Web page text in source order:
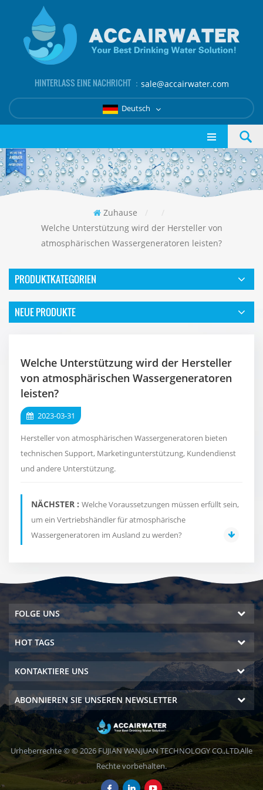
HINTERLASS EINE NACHRICHT ： sale@accairwater.com
Deutsch
Zuhause /
/
Welche Unterstützung wird der Hersteller von
atmosphärischen Wassergeneratoren leisten?
PRODUKTKATEGORIEN
NEUE PRODUKTE
Welche Unterstützung wird der Hersteller
von atmosphärischen Wassergeneratoren
leisten?
2023-03-31
Hersteller von atmosphärischen Wassergeneratoren bieten
technischen Support, Marketingunterstützung, Kundendienst
und andere Unterstützung.
NÄCHSTER : Welche Voraussetzungen müssen erfüllt sein,
um ein Vertriebshändler für atmosphärische
Wassergeneratoren im Ausland zu werden?
FOLGE UNS
HOT TAGS
KONTAKTIERE UNS
ABONNIEREN SIE UNSEREN NEWSLETTER
Urheberrechte © © 2026 FUJIAN WANJUAN TECHNOLOGY CO.,LTD.Alle
Rechte vorbehalten.